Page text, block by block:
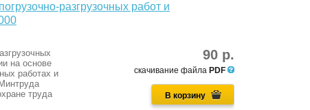
разгрузочных работ и
90 р.
скачивание файла PDF
В корзину
на основе
работах и
труда